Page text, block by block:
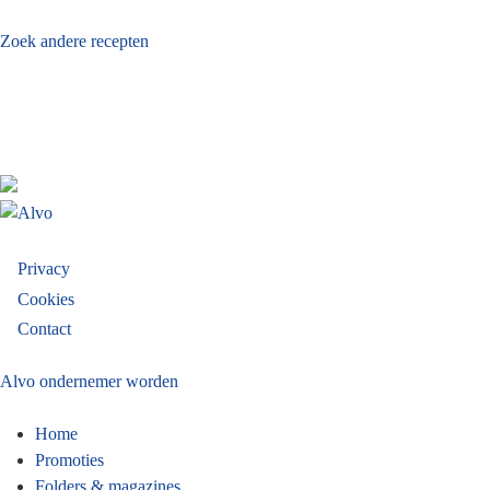
Zoek andere recepten
Footer
menu
Privacy
Cookies
Contact
Alvo ondernemer worden
Home
Promoties
Folders & magazines